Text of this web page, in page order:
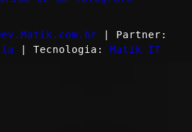
| Partner:
| Tecnologia: Matik IT